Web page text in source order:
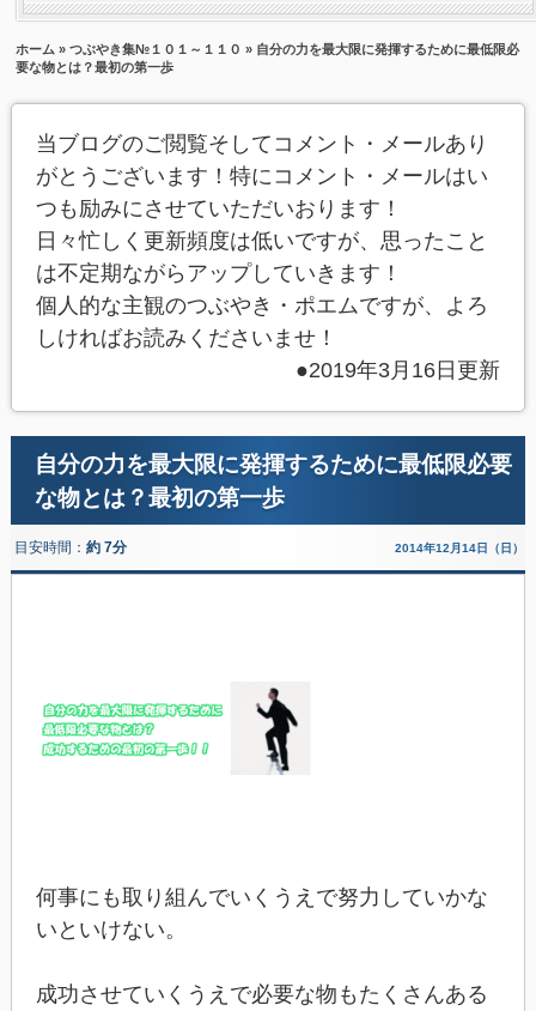
ホーム »つぶやき集№１０１～１１０ » 自分の力を最大限に発揮するために最低限必
要な物とは？最初の第一歩
当ブログのご閲覧そしてコメント・メールあり
がとうございます！特にコメント・メールはい
つも励みにさせていただいおります！
日々忙しく更新頻度は低いですが、思ったこと
は不定期ながらアップしていきます！
個人的な主観のつぶやき・ポエムですが、よろ
しければお読みくださいませ！
●2019年3月16日更新
自分の力を最大限に発揮するために最低限必要
な物とは？最初の第一歩
目安時間： 約 7分 2014年12月14日（日）
何事にも取り組んでいくうえで努力していかな
いといけない。
成功させていくうえで必要な物もたくさんある